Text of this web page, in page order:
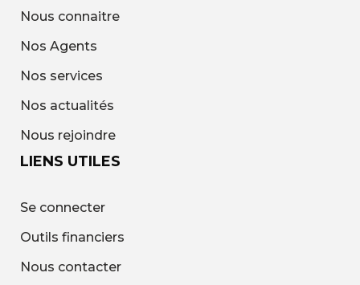
Nous connaitre
Nos Agents
Nos services
Nos actualités
Nous rejoindre
LIENS UTILES
Se connecter
Outils financiers
Nous contacter